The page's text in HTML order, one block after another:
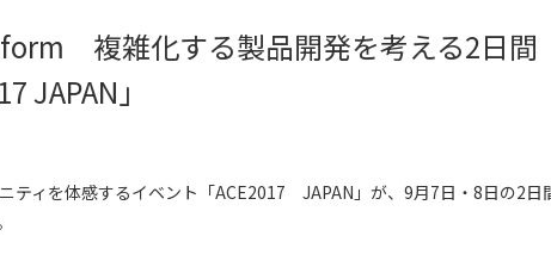
複雑化する製品開発を考える2日間
JAPAN」
ティを体感するイベント「ACE2017 JAPAN」が、9月7日・8日の2日